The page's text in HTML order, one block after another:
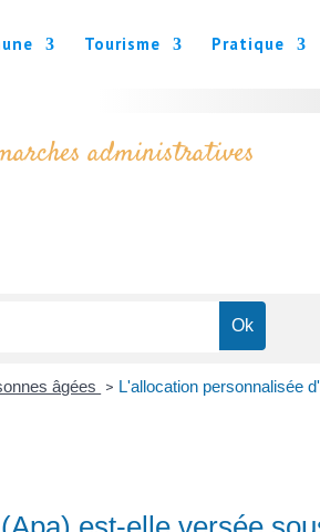
Tourisme Pratique
administratives
âgées > L'allocation personnalisée